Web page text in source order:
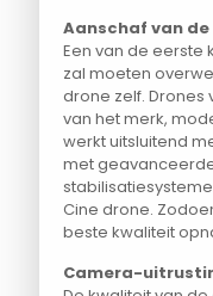
Aanschaf van
Een van de
zal moeten
drone zelf. Drones
van het merk,
werkt uitsluitend
met
Cine drone.
beste kwaliteit
Camera-